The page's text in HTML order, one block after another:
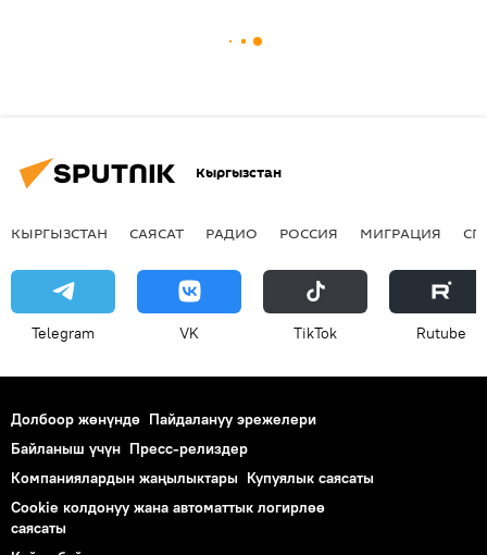
Кыргызстан
КЫРГЫЗСТАН САЯСАТ РАДИО РОССИЯ МИГРАЦИЯ
Telegram VK ТikТоk Rutube
Долбоор жөнүндө Пайдалануу эрежелери
Байланыш үчүн Пресс-релиздер
Компаниялардын жаңылыктары Купуялык саясаты
Cookie колдонуу жана автоматтык логирлөө
саясаты